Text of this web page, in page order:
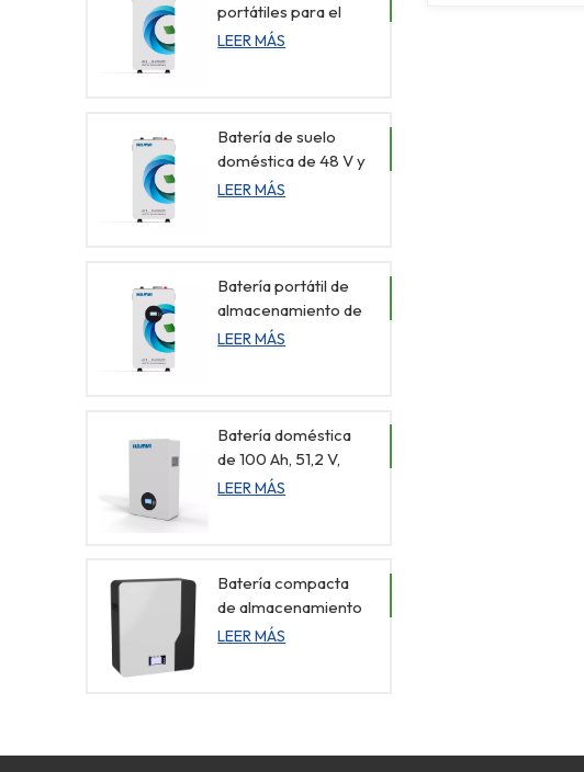
portátiles para el
hogar, resistentes al
LEER MÁS
Batería de suelo
doméstica de 48 V y
314 Ah con gestión
LEER MÁS
Batería portátil de
almacenamiento de
energía para el
LEER MÁS
Batería doméstica
de 100 Ah, 51,2 V,
con diseño de suelo
LEER MÁS
Batería compacta
de almacenamiento
de energía de 48 V
LEER MÁS